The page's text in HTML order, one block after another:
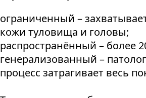
ограниченный –
кожи туловища и головы;
распространённый – более
генерализованный –
процесс затрагивает весь